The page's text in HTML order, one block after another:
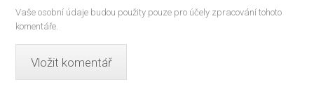
Vaše osobní údaje budou použity pouze pro účely zpracování tohoto
komentáře.